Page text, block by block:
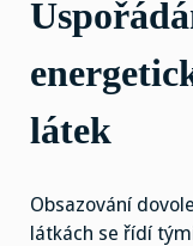
látek
Obsazování
látkách se řídí